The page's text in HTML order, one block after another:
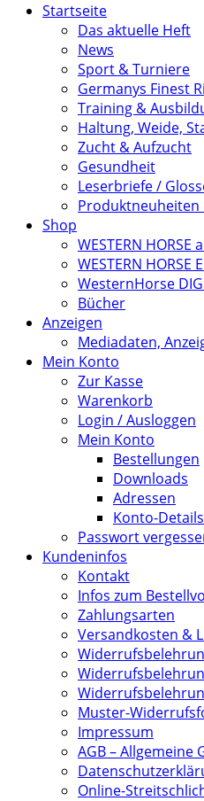
Startseite
Das aktuelle Heft
News
Sport & Turniere
Germanys Finest
Training &
Haltung, Weide,
Zucht & Aufzucht
Gesundheit
Leserbriefe /
Produktneuheiten
Shop
WESTERN
WESTERN
WesternHorse
Bücher
Anzeigen
Mediadaten,
Mein Konto
Zur Kasse
Warenkorb
Login / Ausloggen
Mein Konto
Bestellungen
Downloads
Adressen
Konto-Details
Passwort
Kundeninfos
Kontakt
Infos zum
Zahlungsarten
Versandkosten &
Muster-
Impressum
AGB – Allgemeine
Online-